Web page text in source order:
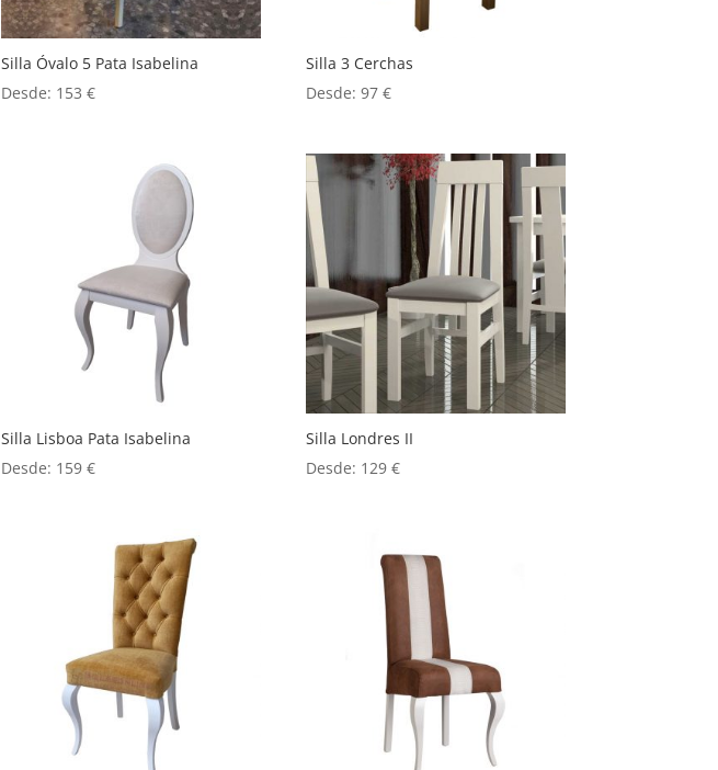
Silla Óvalo 5 Pata Isabelina
Desde: 153€
Silla 3 Cerchas
Desde:97€
Silla Lisboa Pata Isabelina
Desde: 159€
Silla Londres II
Desde: 129€